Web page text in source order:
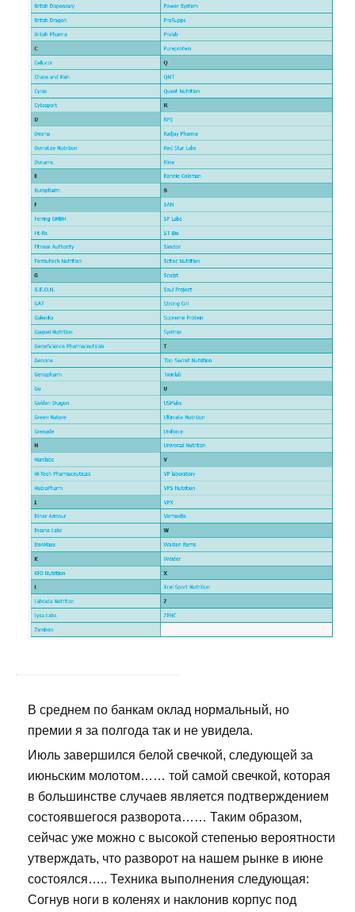
В среднем по банкам оклад нормальный, но
премии я за полгода так и не увидела.
Июль завершился белой свечкой, следующей за
июньским молотом…… той самой свечкой, которая
в большинстве случаев является подтверждением
состоявшегося разворота…… Таким образом,
сейчас уже можно с высокой степенью вероятности
утверждать, что разворот на нашем рынке в июне
состоялся….. Техника выполнения следующая:
Согнув ноги в коленях и наклонив корпус под